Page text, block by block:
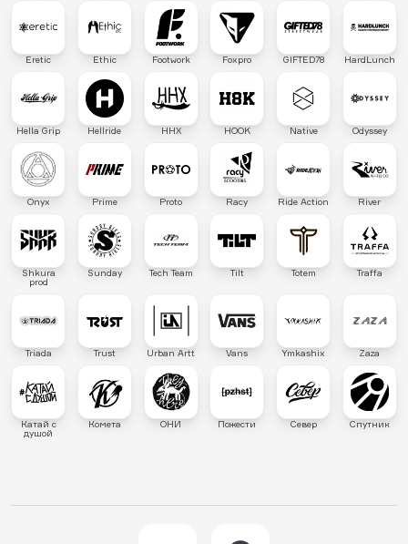
Eretic Ethic Footwork Foxpro GIFTED78 HardLunch
Hella Grip Hellride HHX HOOK Native Odyssey
Onyx Prime Proto Racy Ride Action River
Shkura
prod
Sunday Tech Team Tilt Totem Traffa
Triada Trust Urban Artt Vans Ymkashix Zaza
Катай с
душой
Комета ОНИ Пожести Север Спутник